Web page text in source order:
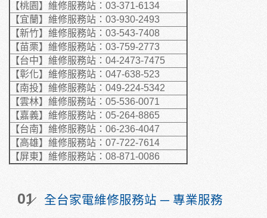
【桃園】維修服務站：03-371-6134
【宜蘭】維修服務站：03-930-2493
【新竹】維修服務站：03-543-7408
【苗栗】維修服務站：03-759-2773
【台中】維修服務站：04-2473-7475
【彰化】維修服務站：047-638-523
【南投】維修服務站：049-224-5342
【雲林】維修服務站：05-536-0071
【嘉義】維修服務站：05-264-8865
【台南】維修服務站：06-236-4047
【高雄】維修服務站：07-722-7614
【屏東】維修服務站：08-871-0086
01 全台家電維修服務站 ─ 專業服務